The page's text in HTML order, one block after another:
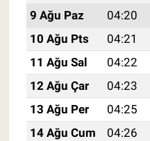
9 Ağu Paz
04:20
10 Ağu Pts
04:21
11 Ağu Sal
04:22
12 Ağu Çar
04:23
13 Ağu Per
04:25
14 Ağu Cum
04:26